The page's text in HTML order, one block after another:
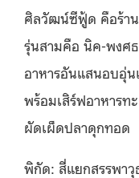
ศิลวัฒน์ซีฟู้ด คือร้าน
รุ่นสามคือ นิค-พงศ
อาหารอันแสนอบอุ่
พร้อมเสิร์ฟอาหารท
ผัดเผ็ดปลาดุกทอด
พิกัด: สี่แยกสรรพาวุ